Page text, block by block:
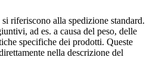
riferiscono alla spedizione standard.
ad es. a causa del peso, delle
specifiche dei prodotti. Queste
nella descrizione del